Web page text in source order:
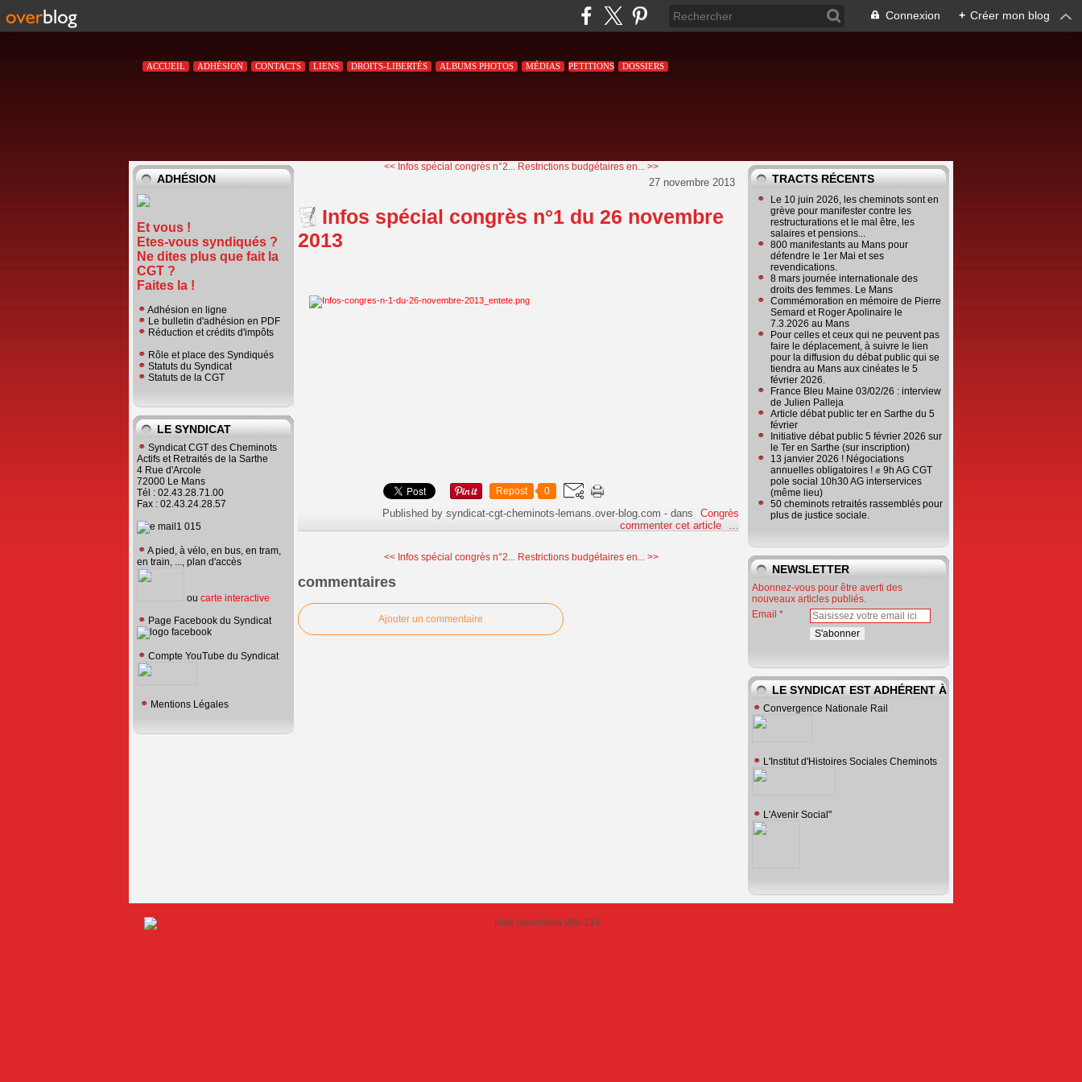
Connexion + Créer mon blog
ACCUEIL ADHÉSION CONTACTS LIENS DROITS-LIBERTÉS ALBUMS PHOTOS MÉDIAS PETITIONS DOSSIERS
ADHÉSION
Et vous !
Etes-vous syndiqués ?
Ne dites plus que fait la
CGT ?
Faites la !
Adhésion en ligne
Le bulletin d'adhésion en PDF
Réduction et crédits d'impôts
Rôle et place des Syndiqués
Statuts du Syndicat
Statuts de la CGT
LE SYNDICAT
Syndicat CGT des Cheminots
Actifs et Retraités de la Sarthe
4 Rue d'Arcole
72000 Le Mans
Tél : 02.43.28.71.00
Fax : 02.43.24.28.57
A pied, à vélo, en bus, en tram,
en train, ..., plan d'accès
ou carte interactive
Page Facebook du Syndicat
Compte YouTube du Syndicat
Mentions Légales
<< Infos spécial congrès n°2... Restrictions budgétaires en... >>
27 novembre 2013
Infos spécial congrès n°1 du 26 novembre
2013
Repost 0
Published by syndicat-cgt-cheminots-lemans.over-blog.com - dans
Congrès
commenter cet article
<< Infos spécial congrès n°2... Restrictions budgétaires en... >>
commentaires
Ajouter un commentaire
TRACTS RÉCENTS
Le 10 juin 2026, les cheminots sont en
grève pour manifester contre les
restructurations et le mal être, les
salaires et pensions...
800 manifestants au Mans pour
défendre le 1er Mai et ses
revendications.
8 mars journée internationale des
droits des femmes. Le Mans
Commémoration en mémoire de Pierre
Semard et Roger Apolinaire le
7.3.2026 au Mans
Pour celles et ceux qui ne peuvent pas
faire le déplacement, à suivre le lien
pour la diffusion du débat public qui se
tiendra au Mans aux cinéates le 5
février 2026.
France Bleu Maine 03/02/26 : interview
de Julien Palleja
Article débat public ter en Sarthe du 5
février
Initiative débat public 5 février 2026 sur
le Ter en Sarthe (sur inscription)
13 janvier 2026 ! Négociations
annuelles obligatoires ! ✊ 9h AG CGT
pole social 10h30 AG interservices
(même lieu)
50 cheminots retraités rassemblés pour
plus de justice sociale.
NEWSLETTER
Abonnez-vous pour être averti des
nouveaux articles publiés.
Email
LE SYNDICAT EST ADHÉRENT À
Convergence Nationale Rail
L'Institut d'Histoires Sociales Cheminots
L'Avenir Social"